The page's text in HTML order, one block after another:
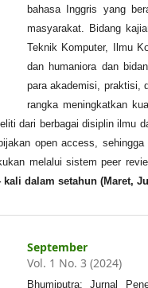
bahasa Inggris yang
masyarakat. Bidang
Teknik Komputer, Ilmu
dan humaniora dan
para akademisi, praktisi,
rangka meningkatkan
dari berbagai disiplin ilmu
open access,
melalui sistem peer
kali dalam setahun (Maret,
September
Vol. 1 No. 3 (2024)
Bhumiputra: Jurnal